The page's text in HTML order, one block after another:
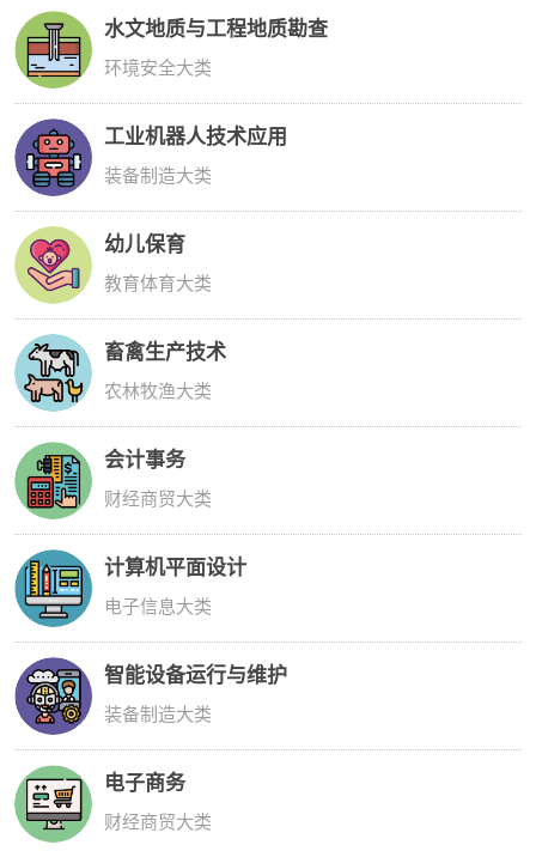
水文地质与工程地质勘查
环境安全大类
工业机器人技术应用
装备制造大类
幼儿保育
教育体育大类
畜禽生产技术
农林牧渔大类
会计事务
财经商贸大类
计算机平面设计
电子信息大类
智能设备运行与维护
装备制造大类
电子商务
财经商贸大类